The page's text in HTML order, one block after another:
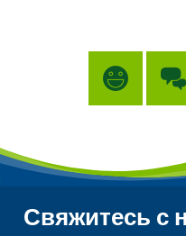
Свяжитесь с